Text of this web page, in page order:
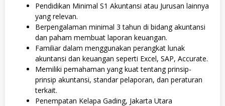
Pendidikan Minimal S1 Akuntansi atau Jurusan lainnya
yang relevan.
Berpengalaman minimal 3 tahun di bidang akuntansi
dan paham membuat laporan keuangan.
Familiar dalam menggunakan perangkat lunak
akuntansi dan keuangan seperti Excel, SAP, Accurate.
Memiliki pemahaman yang kuat tentang prinsip-
prinsip akuntansi, standar pelaporan, dan peraturan
terkait.
Penempatan Kelapa Gading, Jakarta Utara